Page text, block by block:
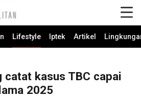
Lifestyle Iptek Artikel
catat kasus TBC capai
2025